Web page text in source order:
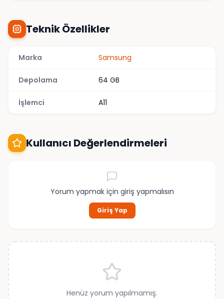
Teknik Özellikler
Marka Samsung
Depolama 64 GB
İşlemci A11
Kullanıcı Değerlendirmeleri
Yorum yapmak için giriş yapmalısın
Giriş Yap
Henüz yorum yapılmamış.